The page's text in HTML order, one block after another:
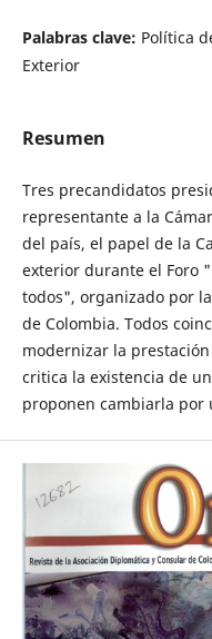
Palabras clave: Política
Exterior
Resumen
Tres precandidatos
representante a la
del país, el papel de la
exterior durante el Foro
todos", organizado por
de Colombia. Todos
modernizar la
critica la existencia de
proponen cambiarla por